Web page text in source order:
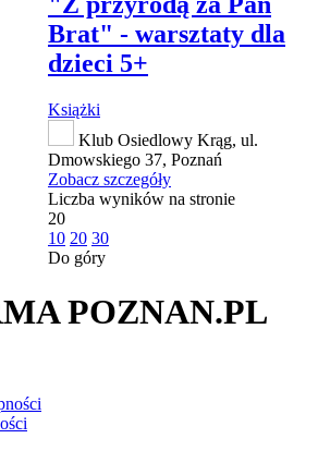
Brat" - warsztaty dla
dzieci 5+
Książki
Klub Osiedlowy Krąg, ul.
Dmowskiego 37, Poznań
Zobacz szczegóły
Liczba wyników na stronie
20
10 20 30
Do góry
POZNAN.PL